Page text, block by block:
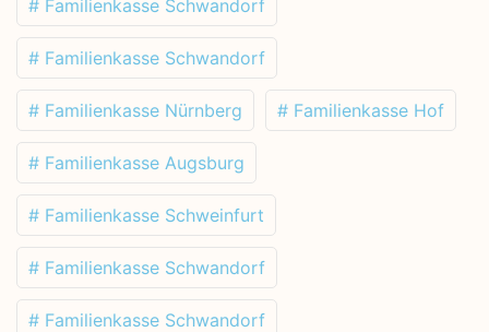
# Familienkasse Schwandorf
# Familienkasse Schwandorf
# Familienkasse Nürnberg # Familienkasse Hof
# Familienkasse Augsburg
# Familienkasse Schweinfurt
# Familienkasse Schwandorf
# Familienkasse Schwandorf